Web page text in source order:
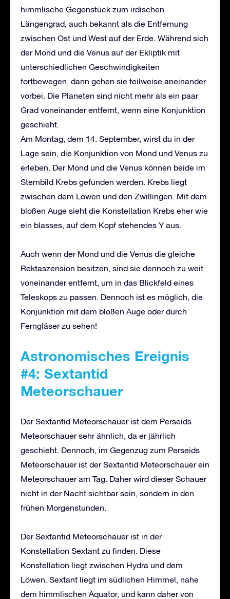
himmlische Gegenstück zum irdischen
Längengrad, auch bekannt als die Entfernung
zwischen Ost und West auf der Erde. Während sich
der Mond und die Venus auf der Ekliptik mit
unterschiedlichen Geschwindigkeiten
fortbewegen, dann gehen sie teilweise aneinander
vorbei. Die Planeten sind nicht mehr als ein paar
Grad voneinander entfernt, wenn eine Konjunktion
geschieht.
Am Montag, dem 14. September, wirst du in der
Lage sein, die Konjunktion von Mond und Venus zu
erleben. Der Mond und die Venus können beide im
Sternbild Krebs gefunden werden. Krebs liegt
zwischen dem Löwen und den Zwillingen. Mit dem
bloßen Auge sieht die Konstellation Krebs eher wie
ein blasses, auf dem Kopf stehendes Y aus.
Auch wenn der Mond und die Venus die gleiche
Rektaszension besitzen, sind sie dennoch zu weit
voneinander entfernt, um in das Blickfeld eines
Teleskops zu passen. Dennoch ist es möglich, die
Konjunktion mit dem bloßen Auge oder durch
Ferngläser zu sehen!
Astronomisches Ereignis
#4: Sextantid
Meteorschauer
Der Sextantid Meteorschauer ist dem Perseids
Meteorschauer sehr ähnlich, da er jährlich
geschieht. Dennoch, im Gegenzug zum Perseids
Meteorschauer ist der Sextantid Meteorschauer ein
Meteorschauer am Tag. Daher wird dieser Schauer
nicht in der Nacht sichtbar sein, sondern in den
frühen Morgenstunden.
Der Sextantid Meteorschauer ist in der
Konstellation Sextant zu finden. Diese
Konstellation liegt zwischen Hydra und dem
Löwen. Sextant liegt im südlichen Himmel, nahe
dem himmlischen Äquator, und kann daher von